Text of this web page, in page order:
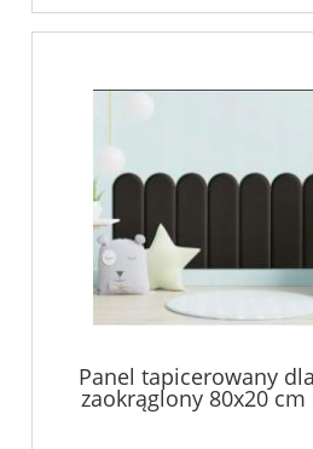
Panel tapicerowany
zaokrąglony 80x20 cm